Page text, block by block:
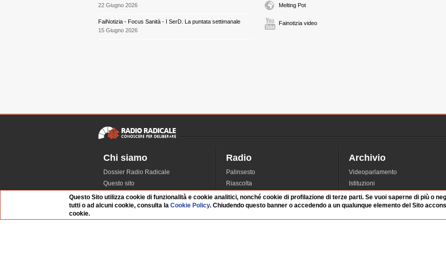
22 Giugno 2026
FaiNotizia - Focus Sanità - I SerD. La puntata settimanale
15 Giugno 2026
Melting Pot
Fainotizia video
Chi siamo
Dossier Radio Radicale
Questo sito
L'Archivio
Redazione
Radio
Palinsesto
Riascolta
Dirette
Rubriche
Archivio
Videoparlamento
Istituzioni
Dibattiti
Manifestazioni
Questo Sito utilizza cookie di funzionalità e cookie analitici, nonché cookie di profilazione di terze parti. Se vuoi saperne di più o
tutti o ad alcuni cookie, consulta laCookie Policy. Chiudendo questo banner o accedendo a un qualunque elemento del Sito
cookie.